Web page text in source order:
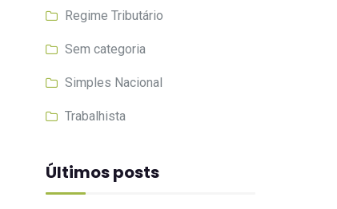
Regime Tributário
Sem categoria
Simples Nacional
Trabalhista
Últimos posts